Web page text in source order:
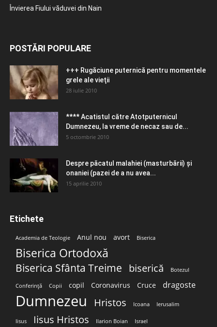
Învierea Fiului văduvei din Nain
POSTĂRI POPULARE
+++ Rugăciune puternică pentru momentele
grele ale vieţii
28 iulie 2010
**** Acatistul către Atotputernicul
Dumnezeu, la vreme de necaz sau de...
5 octombrie 2010
Despre păcatul malahiei (masturbării) şi
onaniei (pazei de a nu avea...
15 aprilie 2010
Etichete
Academia de Teologie Anul nou avort Biserica
Biserica Ortodoxă
Biserica Sfânta Treime biserică Botezul
Conferință Copii copil Coronavirus Cruce dragoste
Dumnezeu Hristos Icoana Ierusalim
Iisus Iisus Hristos Ilarion Boian Israel